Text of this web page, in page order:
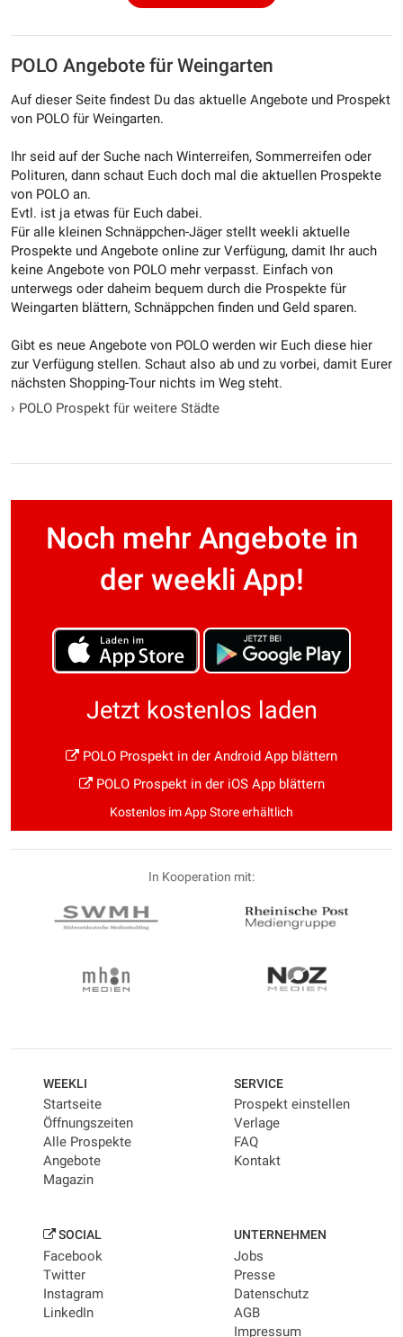
POLO Angebote für Weingarten
Auf dieser Seite findest Du das aktuelle Angebote und Prospekt
von POLO für Weingarten.
Ihr seid auf der Suche nach Winterreifen, Sommerreifen oder
Polituren, dann schaut Euch doch mal die aktuellen Prospekte
von POLO an.
Evtl. ist ja etwas für Euch dabei.
Für alle kleinen Schnäppchen-Jäger stellt weekli aktuelle
Prospekte und Angebote online zur Verfügung, damit Ihr auch
keine Angebote von POLO mehr verpasst. Einfach von
unterwegs oder daheim bequem durch die Prospekte für
Weingarten blättern, Schnäppchen finden und Geld sparen.
Gibt es neue Angebote von POLO werden wir Euch diese hier
zur Verfügung stellen. Schaut also ab und zu vorbei, damit Eurer
nächsten Shopping-Tour nichts im Weg steht.
› POLO Prospekt für weitere Städte
Noch mehr Angebote in
der weekli App!
Jetzt kostenlos laden
POLO Prospekt in der Android App blättern
POLO Prospekt in der iOS App blättern
Kostenlos im App Store erhältlich
In Kooperation mit:
WEEKLI
Startseite
Öffnungszeiten
Alle Prospekte
Angebote
Magazin
SERVICE
Prospekt einstellen
Verlage
FAQ
Kontakt
SOCIAL
Facebook
Twitter
Instagram
LinkedIn
UNTERNEHMEN
Jobs
Presse
Datenschutz
AGB
Impressum